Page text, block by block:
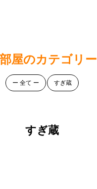
屋のカテゴリー
ー 全て ー すぎ蔵
すぎ蔵